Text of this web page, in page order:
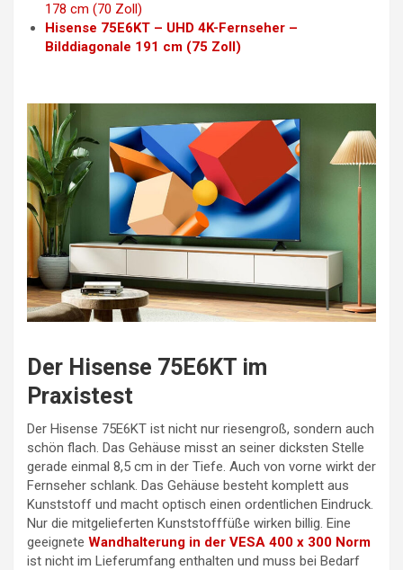
178 cm (70 Zoll)
Hisense 75E6KT – UHD 4K-Fernseher –
Bilddiagonale 191 cm (75 Zoll)
Der Hisense 75E6KT im
Praxistest
Der Hisense 75E6KT ist nicht nur riesengroß, sondern auch
schön flach. Das Gehäuse misst an seiner dicksten Stelle
gerade einmal 8,5 cm in der Tiefe. Auch von vorne wirkt der
Fernseher schlank. Das Gehäuse besteht komplett aus
Kunststoff und macht optisch einen ordentlichen Eindruck.
Nur die mitgelieferten Kunststofffüße wirken billig. Eine
geeignete Wandhalterung in der VESA 400 x 300 Norm
ist nicht im Lieferumfang enthalten und muss bei Bedarf